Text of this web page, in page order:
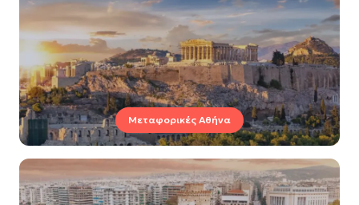
Μεταφορικές Αθήνα